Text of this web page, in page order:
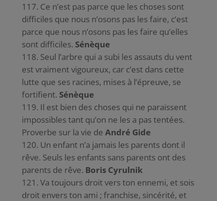
Ce n’est pas parce que les choses sont
difficiles que nous n’osons pas les faire, c’est
parce que nous n’osons pas les faire qu’elles
sont difficiles. Sénèque
Seul l’arbre qui a subi les assauts du vent
est vraiment vigoureux, car c’est dans cette
lutte que ses racines, mises à l’épreuve, se
fortifient. Sénèque
Il est bien des choses qui ne paraissent
impossibles tant qu’on ne les a pas tentées.
Proverbe sur la vie de André Gide
Un enfant n’a jamais les parents dont il
rêve. Seuls les enfants sans parents ont des
parents de rêve. Boris Cyrulnik
Va toujours droit vers ton ennemi, et sois
droit envers ton ami ; franchise, sincérité, et